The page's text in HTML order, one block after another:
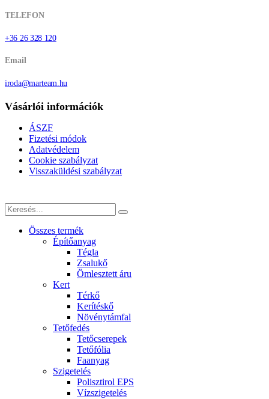
TELEFON
+36 26 328 120
Email
iroda@marteam.hu
Vásárlói információk
ÁSZF
Fizetési módok
Adatvédelem
Cookie szabályzat
Visszaküldési szabályzat
Összes termék
Építőanyag
Tégla
Zsalukő
Ömlesztett áru
Kert
Térkő
Kerítéskő
Növénytámfal
Tetőfedés
Tetőcserepek
Tetőfólia
Faanyag
Szigetelés
Polisztirol EPS
Vízszigetelés